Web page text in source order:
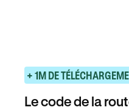
+ 1M DE
Le code de la